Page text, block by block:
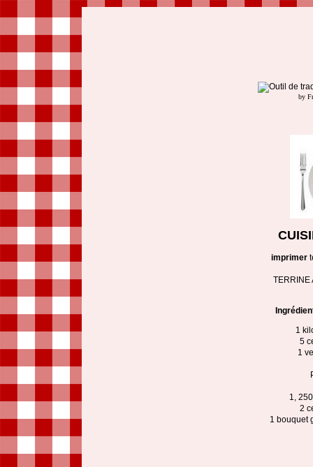
by
imprimer
TERRINE
1
5
1
1,
2
1 bouquet